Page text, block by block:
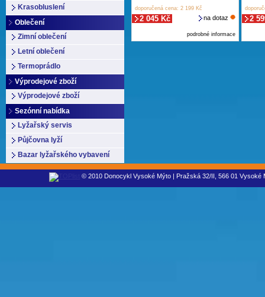
Krasobluslení
Oblečení
Zimní oblečení
Letní oblečení
Termoprádlo
Výprodejové zboží
Výprodejové zboží
Sezónní nabídka
Lyžařský servis
Půjčovna lyží
Bazar lyžařského vybavení
doporučená cena: 2 199 Kč
2 045 Kč na dotaz
podrobné informace
2
© 2010 Donocykl Vysoké Mýto | Pražská 32/II, 566 01 Vysoké